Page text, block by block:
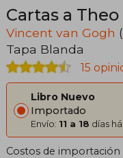
Cartas a Theo
Vincent van Gogh
Tapa Blanda
15
Libro Nuevo
Importado
Envío: 11 a 18 días
Costos de importación